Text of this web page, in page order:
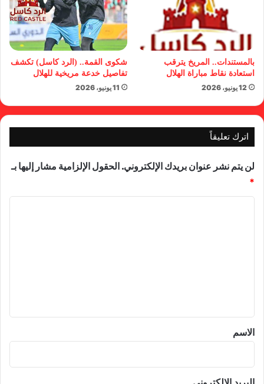
بالمستندات.. المريخ يترقب
استعادة نقاط مباراة الهلال
12 يونيو، 2026
شكوى القمة.. (الرد كاسل) تكشف
تفاصيل خدعة مريخية للهلال
11 يونيو، 2026
اترك تعليقاً
لن يتم نشر عنوان بريدك الإلكتروني. الحقول الإلزامية مشار إليها بـ
*
*
الاسم